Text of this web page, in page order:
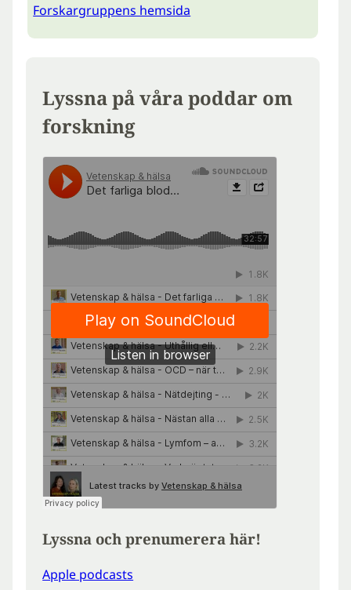
Forskargruppens hemsida
Lyssna på våra poddar om
forskning
Lyssna och prenumerera här!
Apple podcasts